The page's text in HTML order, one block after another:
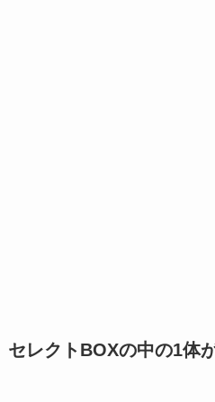
セレクトBOXの中の1体